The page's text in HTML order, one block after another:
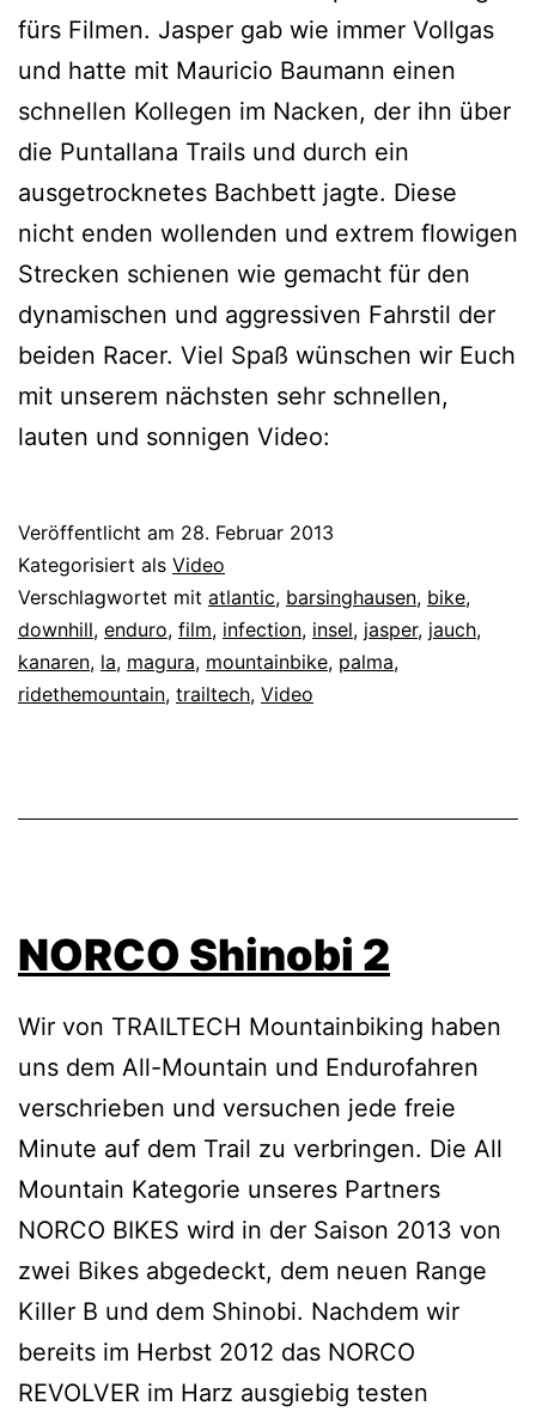
fürs Filmen. Jasper gab wie immer Vollgas
und hatte mit Mauricio Baumann einen
schnellen Kollegen im Nacken, der ihn über
die Puntallana Trails und durch ein
ausgetrocknetes Bachbett jagte. Diese
nicht enden wollenden und extrem flowigen
Strecken schienen wie gemacht für den
dynamischen und aggressiven Fahrstil der
beiden Racer. Viel Spaß wünschen wir Euch
mit unserem nächsten sehr schnellen,
lauten und sonnigen Video:
Veröffentlicht am 28. Februar 2013
Kategorisiert als Video
Verschlagwortet mit atlantic, barsinghausen, bike,
downhill, enduro, film, infection, insel, jasper, jauch,
kanaren, la, magura, mountainbike, palma,
ridethemountain, trailtech, Video
NORCO Shinobi 2
Wir von TRAILTECH Mountainbiking haben
uns dem All-Mountain und Endurofahren
verschrieben und versuchen jede freie
Minute auf dem Trail zu verbringen. Die All
Mountain Kategorie unseres Partners
NORCO BIKES wird in der Saison 2013 von
zwei Bikes abgedeckt, dem neuen Range
Killer B und dem Shinobi. Nachdem wir
bereits im Herbst 2012 das NORCO
REVOLVER im Harz ausgiebig testen